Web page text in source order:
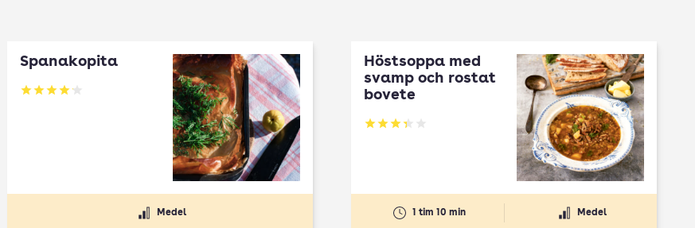
Spanakopita
Betyg: 4.1 av 5
Medel
Höstsoppa med
svamp och rostat
bovete
Betyg: 3.33 av 5
1 tim 10 min Medel